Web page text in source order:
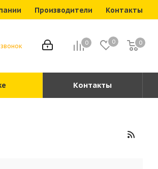
Производители Контакты
0 0 0
0
Контакты